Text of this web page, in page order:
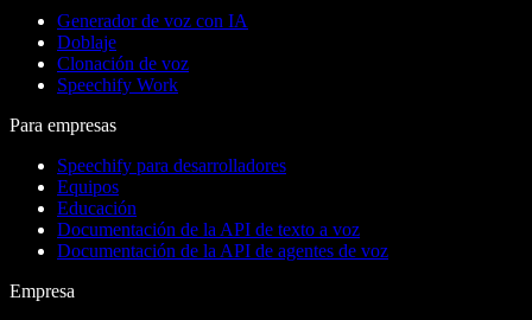
Generador de voz con IA
Doblaje
Clonación de voz
Speechify Work
Para empresas
Speechify para desarrolladores
Equipos
Educación
Documentación de la API de texto a voz
Documentación de la API de agentes de voz
Empresa